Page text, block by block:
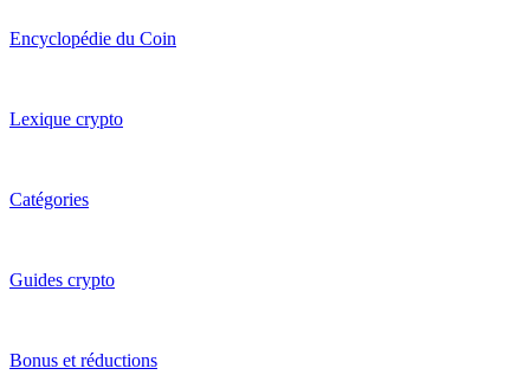
Encyclopédie du Coin
Lexique crypto
Catégories
Guides crypto
Bonus et réductions